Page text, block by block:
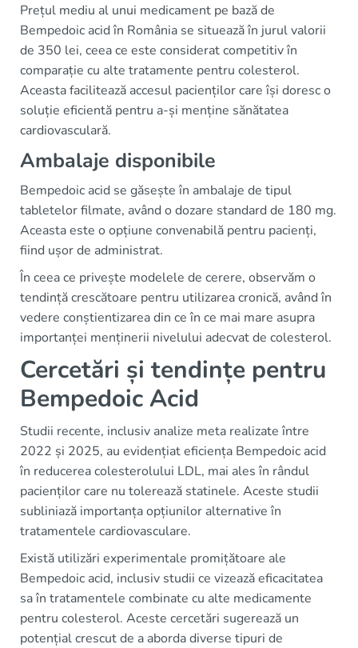
Prețul mediu al unui medicament pe bază de
Bempedoic acid în România se situează în jurul valorii
de 350 lei, ceea ce este considerat competitiv în
comparație cu alte tratamente pentru colesterol.
Aceasta facilitează accesul pacienților care își doresc o
soluție eficientă pentru a-și menține sănătatea
cardiovasculară.
Ambalaje disponibile
Bempedoic acid se găsește în ambalaje de tipul
tabletelor filmate, având o dozare standard de 180 mg.
Aceasta este o opțiune convenabilă pentru pacienți,
fiind ușor de administrat.
În ceea ce privește modelele de cerere, observăm o
tendință crescătoare pentru utilizarea cronică, având în
vedere conștientizarea din ce în ce mai mare asupra
importanței menținerii nivelului adecvat de colesterol.
Cercetări și tendințe pentru
Bempedoic Acid
Studii recente, inclusiv analize meta realizate între
2022 și 2025, au evidențiat eficiența Bempedoic acid
în reducerea colesterolului LDL, mai ales în rândul
pacienților care nu tolerează statinele. Aceste studii
subliniază importanța opțiunilor alternative în
tratamentele cardiovasculare.
Există utilizări experimentale promițătoare ale
Bempedoic acid, inclusiv studii ce vizează eficacitatea
sa în tratamentele combinate cu alte medicamente
pentru colesterol. Aceste cercetări sugerează un
potențial crescut de a aborda diverse tipuri de